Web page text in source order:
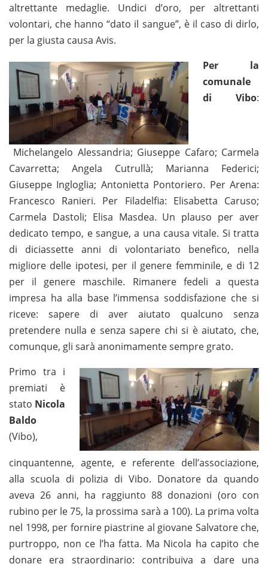
altrettante medaglie. Undici d’oro, per altrettanti
volontari, che hanno “dato il sangue”, è il caso di dirlo,
per la giusta causa Avis.
Per la
comunale
di Vibo:
Michelangelo Alessandria; Giuseppe Cafaro; Carmela
Cavarretta; Angela Cutrullà; Marianna Federici;
Giuseppe Ingloglia; Antonietta Pontoriero. Per Arena:
Francesco Ranieri. Per Filadelfia: Elisabetta Caruso;
Carmela Dastoli; Elisa Masdea. Un plauso per aver
dedicato tempo, e sangue, a una causa vitale. Si tratta
di diciassette anni di volontariato benefico, nella
migliore delle ipotesi, per il genere femminile, e di 12
per il genere maschile. Rimanere fedeli a questa
impresa ha alla base l’immensa soddisfazione che si
riceve: sapere di aver aiutato qualcuno senza
pretendere nulla e senza sapere chi si è aiutato, che,
comunque, gli sarà anonimamente sempre grato.
Primo tra i
premiati è
stato Nicola
Baldo
(Vibo),
cinquantenne, agente, e referente dell’associazione,
alla scuola di polizia di Vibo. Donatore da quando
aveva 26 anni, ha raggiunto 88 donazioni (oro con
rubino per le 75, la prossima sarà a 100). La prima volta
nel 1998, per fornire piastrine al giovane Salvatore che,
purtroppo, non ce l’ha fatta. Ma Nicola ha capito che
donare era straordinario: contribuiva a dare una